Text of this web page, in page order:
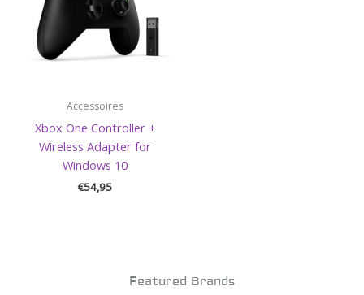
Accessoires
Xbox One Controller +
Wireless Adapter for
Windows 10
€54,95
Featured Brands